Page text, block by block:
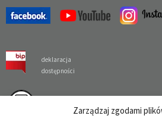
Zarządzaj zgodami
deklaracja
dostępności
Używamy plików cookies do celów statystycznych oraz